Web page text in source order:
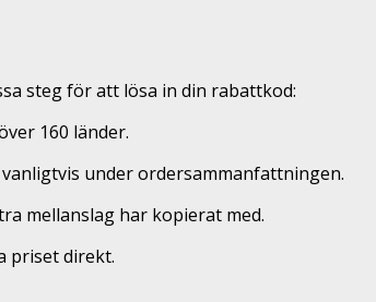
steg för att lösa in din rabattkod:
160 länder.
under ordersammanfattningen.
mellanslag har kopierat med.
priset direkt.